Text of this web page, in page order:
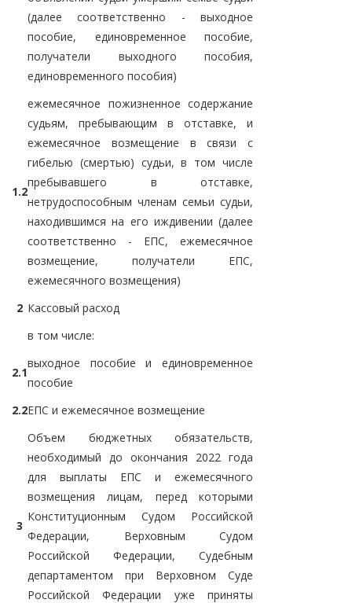
(далее соответственно - выходное
пособие, единовременное пособие,
получатели выходного пособия,
единовременного пособия)
1.2
ежемесячное пожизненное содержание
судьям, пребывающим в отставке, и
ежемесячное возмещение в связи с
гибелью (смертью) судьи, в том числе
пребывавшего в отставке,
нетрудоспособным членам семьи судьи,
находившимся на его иждивении (далее
соответственно - ЕПС, ежемесячное
возмещение, получатели ЕПС,
ежемесячного возмещения)
2 Кассовый расход
в том числе:
2.1
выходное пособие и единовременное
пособие
2.2ЕПС и ежемесячное возмещение
3
Объем бюджетных обязательств,
необходимый до окончания 2022 года
для выплаты ЕПС и ежемесячного
возмещения лицам, перед которыми
Конституционным Судом Российской
Федерации, Верховным Судом
Российской Федерации, Судебным
департаментом при Верховном Суде
Российской Федерации уже приняты